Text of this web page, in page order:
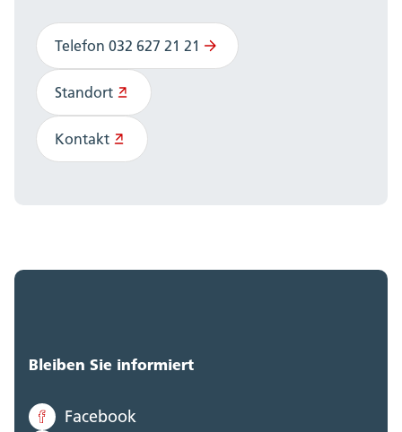
Telefon 032 627 21 21
Standort
Kontakt
Bleiben Sie informiert
Facebook